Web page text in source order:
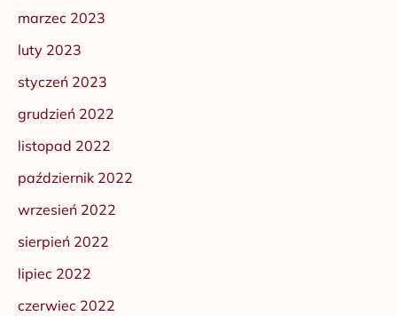
marzec 2023
luty 2023
styczeń 2023
grudzień 2022
listopad 2022
październik 2022
wrzesień 2022
sierpień 2022
lipiec 2022
czerwiec 2022